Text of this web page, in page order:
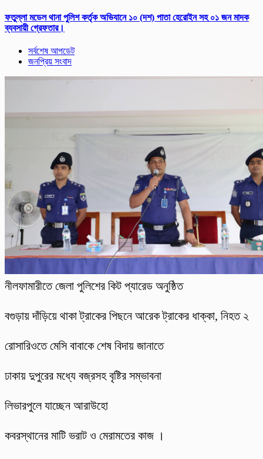
ফতুল্লা মডেল থানা পুলিশ কর্তৃক অভিযানে ১০ (দশ) পাতা হেরোইন সহ ০১ জন মাদক
ব্যবসায়ী গ্রেফতার।
সর্বশেষ আপডেট
জনপ্রিয় সংবাদ
নীলফামারীতে জেলা পুলিশের কিট প্যারেড অনুষ্ঠিত
বগুড়ায় দাঁড়িয়ে থাকা ট্রাকের পিছনে আরেক ট্রাকের ধাক্কা, নিহত ২
রোসারিওতে মেসি বাবাকে শেষ বিদায় জানাতে
ঢাকায় দুপুরের মধ্যে বজ্রসহ বৃষ্টির সম্ভাবনা
লিভারপুলে যাচ্ছেন আরাউহো
কবরস্থানের মাটি ভরাট ও মেরামতের কাজ ।